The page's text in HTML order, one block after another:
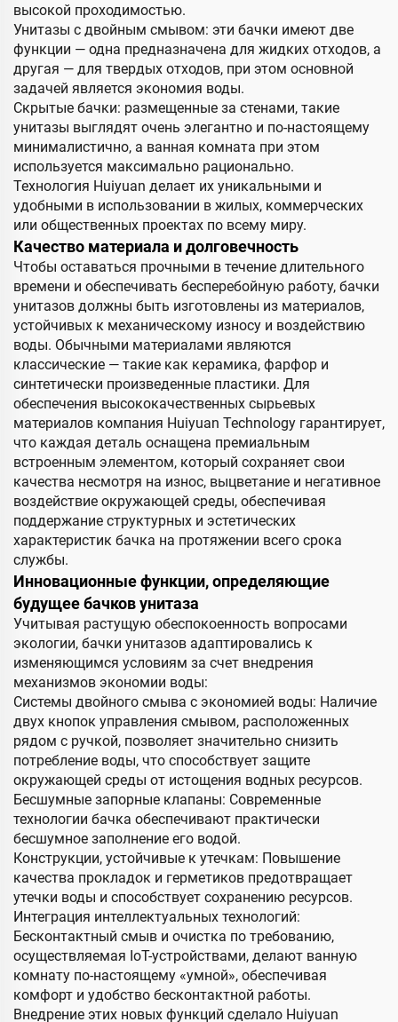
высокой проходимостью.
Унитазы с двойным смывом: эти бачки имеют две
функции — одна предназначена для жидких отходов, а
другая — для твердых отходов, при этом основной
задачей является экономия воды.
Скрытые бачки: размещенные за стенами, такие
унитазы выглядят очень элегантно и по-настоящему
минималистично, а ванная комната при этом
используется максимально рационально.
Технология Huiyuan делает их уникальными и
удобными в использовании в жилых, коммерческих
или общественных проектах по всему миру.
Качество материала и долговечность
Чтобы оставаться прочными в течение длительного
времени и обеспечивать бесперебойную работу, бачки
унитазов должны быть изготовлены из материалов,
устойчивых к механическому износу и воздействию
воды. Обычными материалами являются
классические — такие как керамика, фарфор и
синтетически произведенные пластики. Для
обеспечения высококачественных сырьевых
материалов компания Huiyuan Technology гарантирует,
что каждая деталь оснащена премиальным
встроенным элементом, который сохраняет свои
качества несмотря на износ, выцветание и негативное
воздействие окружающей среды, обеспечивая
поддержание структурных и эстетических
характеристик бачка на протяжении всего срока
службы.
Инновационные функции, определяющие
будущее бачков унитаза
Учитывая растущую обеспокоенность вопросами
экологии, бачки унитазов адаптировались к
изменяющимся условиям за счет внедрения
механизмов экономии воды:
Системы двойного смыва с экономией воды: Наличие
двух кнопок управления смывом, расположенных
рядом с ручкой, позволяет значительно снизить
потребление воды, что способствует защите
окружающей среды от истощения водных ресурсов.
Бесшумные запорные клапаны: Современные
технологии бачка обеспечивают практически
бесшумное заполнение его водой.
Конструкции, устойчивые к утечкам: Повышение
качества прокладок и герметиков предотвращает
утечки воды и способствует сохранению ресурсов.
Интеграция интеллектуальных технологий:
Бесконтактный смыв и очистка по требованию,
осуществляемая IoT-устройствами, делают ванную
комнату по-настоящему «умной», обеспечивая
комфорт и удобство бесконтактной работы.
Внедрение этих новых функций сделало Huiyuan